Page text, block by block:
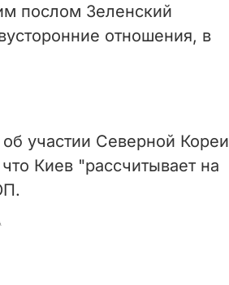
послом Зеленский
отношения, в
об участии Северной Кореи
Киев "рассчитывает на